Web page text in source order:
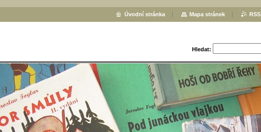
Hledat:
Úvodní stránka Mapa stránek RSS